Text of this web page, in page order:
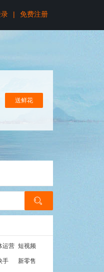
| 免费注册
送鲜花
运营 短视频
手 新零售